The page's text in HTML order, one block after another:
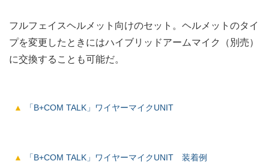
フルフェイスヘルメット向けのセット。ヘルメットのタイ
プを変更したときにはハイブリッドアームマイク（別売）
に交換することも可能だ。
「B+COM TALK」ワイヤーマイクUNIT
「B+COM TALK」ワイヤーマイクUNIT 装着例